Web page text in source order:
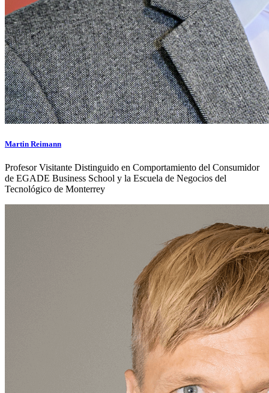
Martin Reimann
Profesor Visitante Distinguido en Comportamiento del Consumidor
de EGADE Business School y la Escuela de Negocios del
Tecnológico de Monterrey